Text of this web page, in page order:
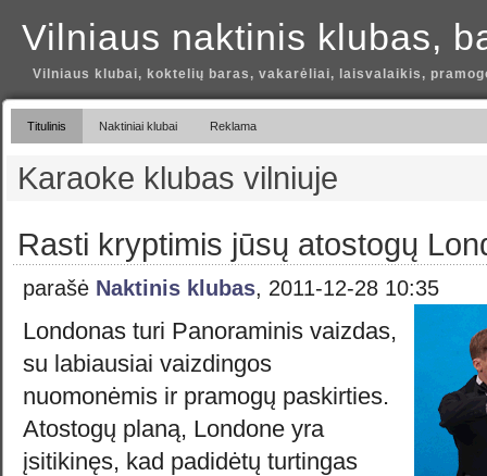
Vilniaus naktinis klubas,
Vilniaus klubai, koktelių baras, vakarėliai, laisvalaikis,
Titulinis Naktiniai klubai Reklama
Karaoke klubas vilniuje
Rasti kryptimis jūsų atostogų
parašė Naktinis klubas, 2011-12-28 10:35
Londonas turi Panoraminis vaizdas,
su labiausiai vaizdingos
nuomonėmis ir pramogų paskirties.
Atostogų planą, Londone yra
įsitikinęs, kad padidėtų turtingas